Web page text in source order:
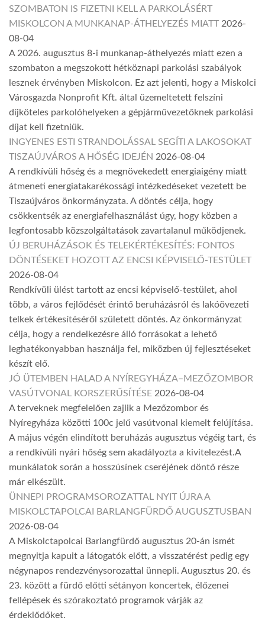
SZOMBATON IS FIZETNI KELL A PARKOLÁSÉRT
MISKOLCON A MUNKANAP-ÁTHELYEZÉS MIATT 2026-
08-04
A 2026. augusztus 8-i munkanap-áthelyezés miatt ezen a
szombaton a megszokott hétköznapi parkolási szabályok
lesznek érvényben Miskolcon. Ez azt jelenti, hogy a Miskolci
Városgazda Nonprofit Kft. által üzemeltetett felszíni
díjköteles parkolóhelyeken a gépjárművezetőknek parkolási
díjat kell fizetniük.
INGYENES ESTI STRANDOLÁSSAL SEGÍTI A LAKOSOKAT
TISZAÚJVÁROS A HŐSÉG IDEJÉN 2026-08-04
A rendkívüli hőség és a megnövekedett energiaigény miatt
átmeneti energiatakarékossági intézkedéseket vezetett be
Tiszaújváros önkormányzata. A döntés célja, hogy
csökkentsék az energiafelhasználást úgy, hogy közben a
legfontosabb közszolgáltatások zavartalanul működjenek.
ÚJ BERUHÁZÁSOK ÉS TELEKÉRTÉKESÍTÉS: FONTOS
DÖNTÉSEKET HOZOTT AZ ENCSI KÉPVISELŐ-TESTÜLET
2026-08-04
Rendkívüli ülést tartott az encsi képviselő-testület, ahol
több, a város fejlődését érintő beruházásról és lakóövezeti
telkek értékesítéséről született döntés. Az önkormányzat
célja, hogy a rendelkezésre álló forrásokat a lehető
leghatékonyabban használja fel, miközben új fejlesztéseket
készít elő.
JÓ ÜTEMBEN HALAD A NYÍREGYHÁZA–MEZŐZOMBOR
VASÚTVONAL KORSZERŰSÍTÉSE 2026-08-04
A terveknek megfelelően zajlik a Mezőzombor és
Nyíregyháza közötti 100c jelű vasútvonal kiemelt felújítása.
A május végén elindított beruházás augusztus végéig tart, és
a rendkívüli nyári hőség sem akadályozta a kivitelezést.A
munkálatok során a hosszúsínek cseréjének döntő része
már elkészült.
ÜNNEPI PROGRAMSOROZATTAL NYIT ÚJRA A
MISKOLCTAPOLCAI BARLANGFÜRDŐ AUGUSZTUSBAN
2026-08-04
A Miskolctapolcai Barlangfürdő augusztus 20-án ismét
megnyitja kapuit a látogatók előtt, a visszatérést pedig egy
négynapos rendezvénysorozattal ünnepli. Augusztus 20. és
23. között a fürdő előtti sétányon koncertek, élőzenei
fellépések és szórakoztató programok várják az
érdeklődőket.